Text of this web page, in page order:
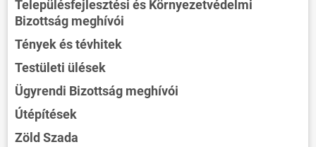
Településfejlesztési és Környezetvédelmi
Bizottság meghívói
Tények és tévhitek
Testületi ülések
Ügyrendi Bizottság meghívói
Útépítések
Zöld Szada